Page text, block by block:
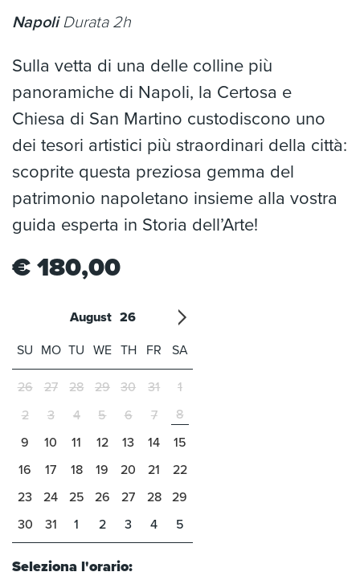
NapoliDurata 2h
Sulla vetta di una delle colline più
panoramiche di Napoli, la Certosa e
Chiesa di San Martino custodiscono uno
dei tesori artistici più straordinari della città:
scoprite questa preziosa gemma del
patrimonio napoletano insieme alla vostra
guida esperta in Storia dell’Arte!
€ 180,00
August 26
1 2 3 4 5 6 7 8 9 10 1112
'21 '22'23 '24'25'26'27'28'29'30'31
SU MO TU WE TH FR SA
26 27 28 29 30 31
1
2
3 4 5 6 7
8
9
10 11 12 13 14
15
16
17 18 19 20 21
22
23
24 25 26 27 28
29
30
31 1 2 3 4 5
Seleziona l'orario: